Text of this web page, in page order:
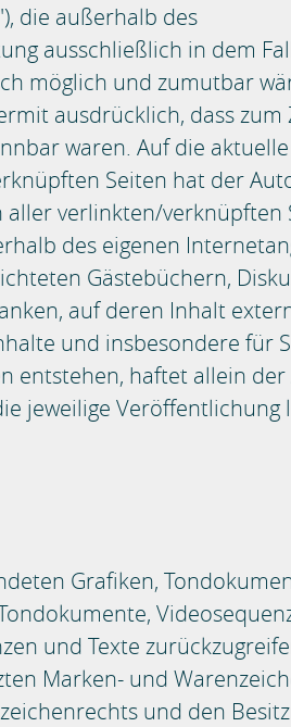
die außerhalb des
ausschließlich in dem
möglich und zumutbar
ausdrücklich, dass
waren. Auf die
Seiten hat der
verlinkten/verknüpften
des eigenen
Gästebüchern,
auf deren Inhalt
und insbesondere für
entstehen, haftet allein
jeweilige Veröffentlichung
Grafiken,
und Texte
Marken- und
und den